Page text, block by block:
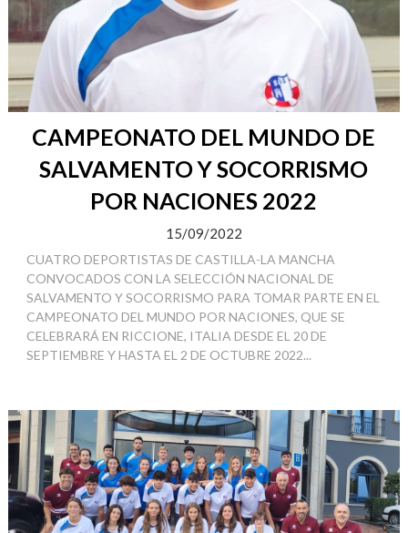
CAMPEONATO DEL MUNDO DE
SALVAMENTO Y SOCORRISMO
POR NACIONES 2022
15/09/2022
CUATRO DEPORTISTAS DE CASTILLA-LA MANCHA
CONVOCADOS CON LA SELECCIÓN NACIONAL DE
SALVAMENTO Y SOCORRISMO PARA TOMAR PARTE EN EL
CAMPEONATO DEL MUNDO POR NACIONES, QUE SE
CELEBRARÁ EN RICCIONE, ITALIA DESDE EL 20 DE
SEPTIEMBRE Y HASTA EL 2 DE OCTUBRE 2022...